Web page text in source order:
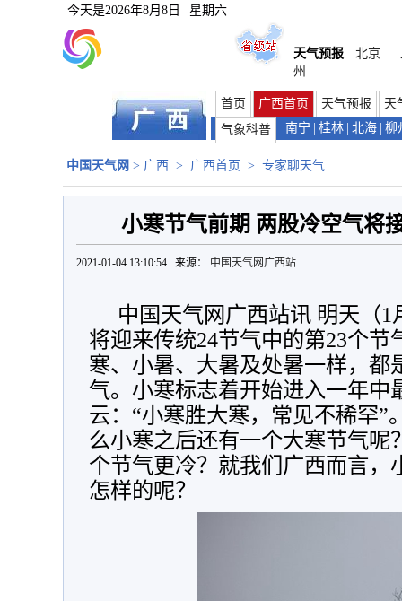
今天是2026年8月8日 星期六
天气预报 北京
州
首页 广西首页 天气预报
天
气象科普
南宁 桂林 北海 柳
中国天气网 > 广西 > 广西首页 > 专家聊天气
小寒节气前期 两股冷空气将
2021-01-04 13:10:54 来源： 中国天气网广西站
中国天气网广西站讯 明天（1
将迎来传统24节气中的第23个
寒、小暑、大暑及处暑一样，都
气。小寒标志着开始进入一年中
云：“小寒胜大寒，常见不稀罕”
么小寒之后还有一个大寒节气呢
个节气更冷？就我们广西而言，
怎样的呢？